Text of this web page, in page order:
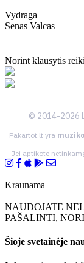
Vydraga
Senas Valcas
Norint klausytis
© 2014-2026
Pakartot.lt yra
Jei aptikote
Kraunama
NAUDOJATE
PAŠALINTI,
Šioje svetainėje